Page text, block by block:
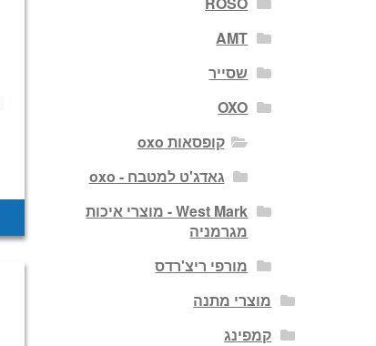
AMT
שסייר
OXO
קופסאות oxo
גאדג'ט למטבח - oxo
West Mark - מוצרי איכות
מגרמניה
מורפי ריצ'רדס
מוצרי מתנה
קמפינג